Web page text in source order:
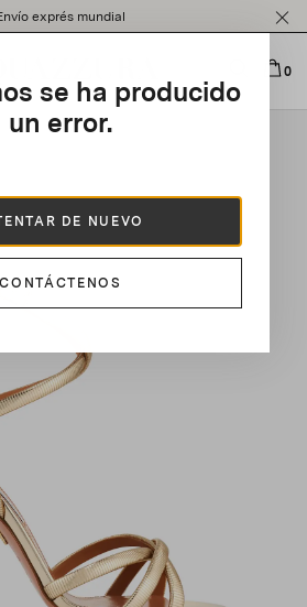
exprés mundial
0
se ha producido
un error.
DE NUEVO
CONTÁCTENOS
rotating slides. Activate any of